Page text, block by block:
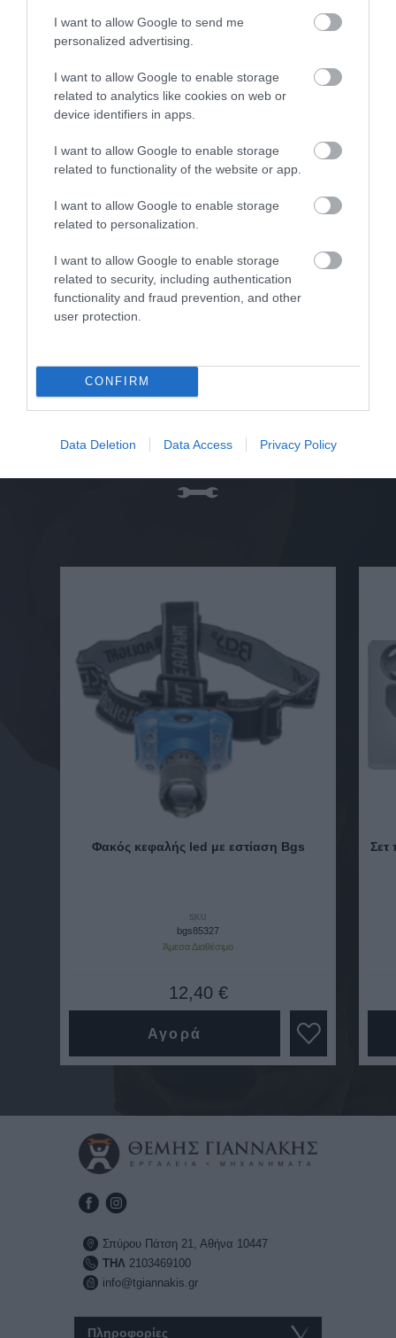
I want to allow Google to send me
personalized advertising.
I want to allow Google to enable storage
related to analytics like cookies on web or
device identifiers in apps.
I want to allow Google to enable storage
related to functionality of the website or app.
I want to allow Google to enable storage
related to personalization.
I want to allow Google to enable storage
related to security, including authentication
functionality and fraud prevention, and other
user protection.
CONFIRM
Data Deletion Data Access Privacy Policy
Σετ κατσαβιδιών 8 τεμαχίων Asta
j9008
22,32 €
Σχετικά προϊόντα
Φακός κεφαλής led με εστίαση Bgs
SKU
bgs85327
Άμεσα Διαθέσιμο
12,40 €
Αγορά
Σετ
Πληροφορίες
Σπύρου Πάτση 21, Αθήνα 10447
ΤΗΛ2103469100
info@tgiannakis.gr